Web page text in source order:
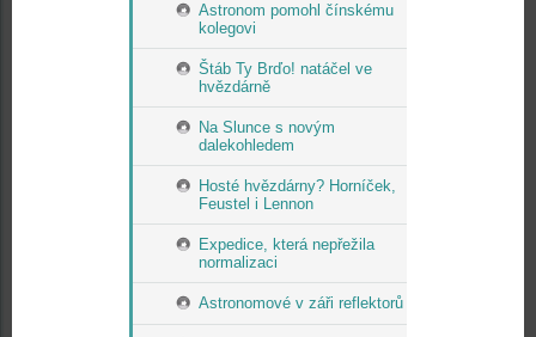
Astronom pomohl čínskému
kolegovi
Štáb Ty Brďo! natáčel ve
hvězdárně
Na Slunce s novým
dalekohledem
Hosté hvězdárny? Horníček,
Feustel i Lennon
Expedice, která nepřežila
normalizaci
Astronomové v záři reflektorů